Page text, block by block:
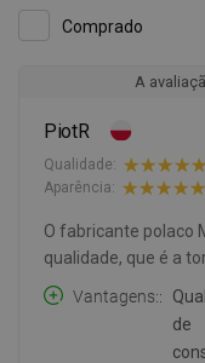
Comprado
A
PiotR
Qualidade:
Aparência:
O fabricante polaco
qualidade, que é a
Vantagens:
de